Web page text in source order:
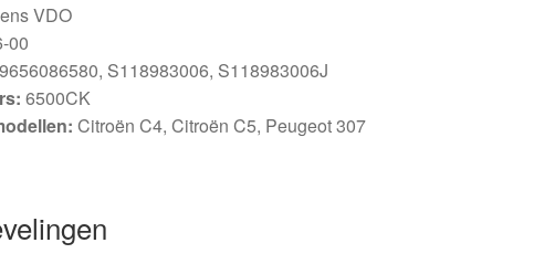
VDO
00
9656086580, S118983006, S118983006J
6500CK
Citroën C4, Citroën C5, Peugeot 307